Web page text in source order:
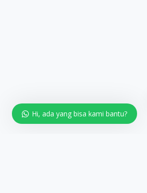
Hi, ada yang bisa kami bantu?